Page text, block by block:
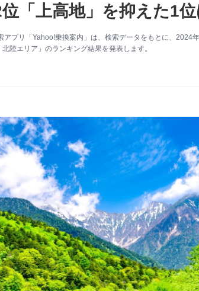
「上高地」を抑えた1位
アプリ「Yahoo!乗換案内」は、検索データをもとに、2024
陸エリア」のランキング結果を発表します。